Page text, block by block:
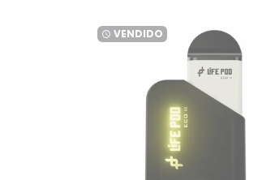
watch_later VENDIDO